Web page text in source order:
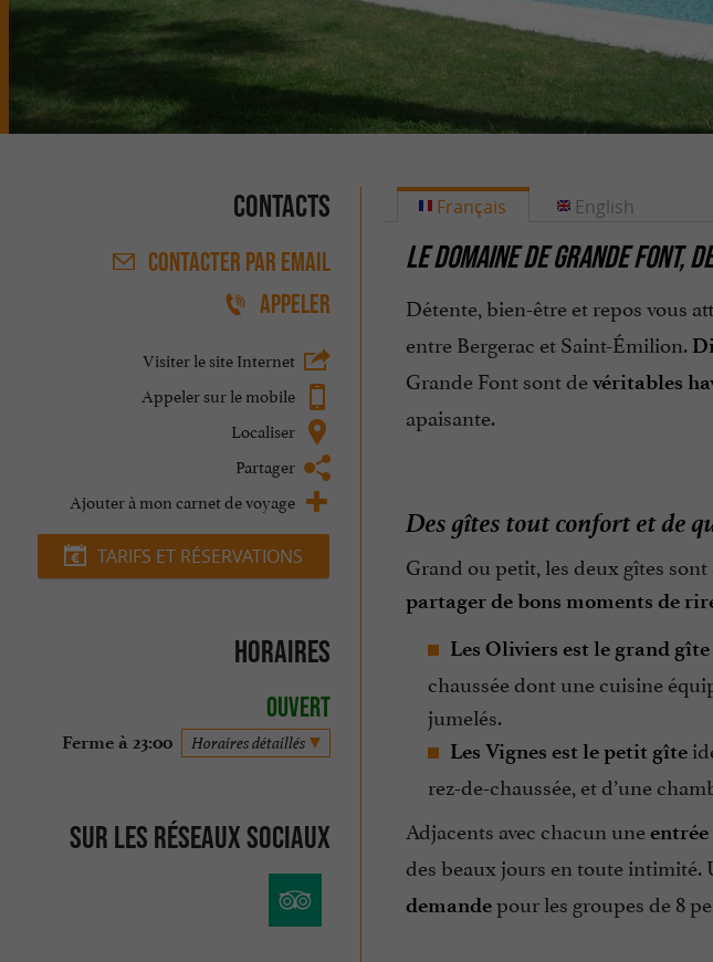
Contacts
CONTACTER PAR EMAIL
APPELER
Visiter le site Internet
Appeler sur le mobile
Localiser
Partager
Ajouter à mon carnet de voyage
TARIFS ET RÉSERVATIONS
Horaires
Ouvert
Ferme à 23:00 Horaires détaillés
Sur les réseaux sociaux
Français
LE DOMAINE DE GRANDE FONT,
Détente, bien-être et repos vous
entre Bergerac et Saint-Émilion.
Grande Font sont devéritables
apaisante.
Des gîtes tout confort et de
Grand ou petit, les deux gîtes
partager de bons moments de
Les Oliviers est le grand gîte
chaussée dont une cuisine
jumelés.
Les Vignes est le petit gîte
rez-de-chaussée, et d’une
Adjacents avec chacun une
des beaux jours en toute intimité.
demandepour les groupes de 8
English